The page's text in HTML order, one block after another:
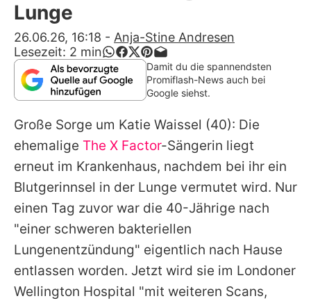
App runterladen
Team
Redaktionelle Richtlinien
Impressum
Datenschutzerklärung
Nutzungsbedingungen
Utiq verwalten
Lunge
26.06.26, 16:18 - Anja-Stine Andresen
Lesezeit: 2 min
Damit du die spannendsten
Promiflash-News auch bei
Google siehst.
Große Sorge um Katie Waissel (40): Die
ehemalige The X Factor-Sängerin liegt
erneut im Krankenhaus, nachdem bei ihr ein
Blutgerinnsel in der Lunge vermutet wird. Nur
einen Tag zuvor war die 40-Jährige nach
"einer schweren bakteriellen
Lungenentzündung" eigentlich nach Hause
entlassen worden. Jetzt wird sie im Londoner
Wellington Hospital "mit weiteren Scans,